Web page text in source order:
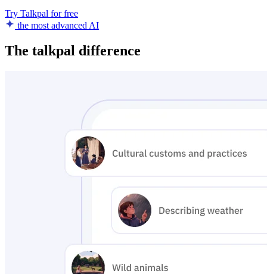
Try Talkpal for free
the most advanced AI
The talkpal difference